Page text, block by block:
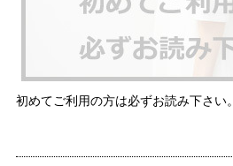
初めてご利用の方は必ずお読み下さい。